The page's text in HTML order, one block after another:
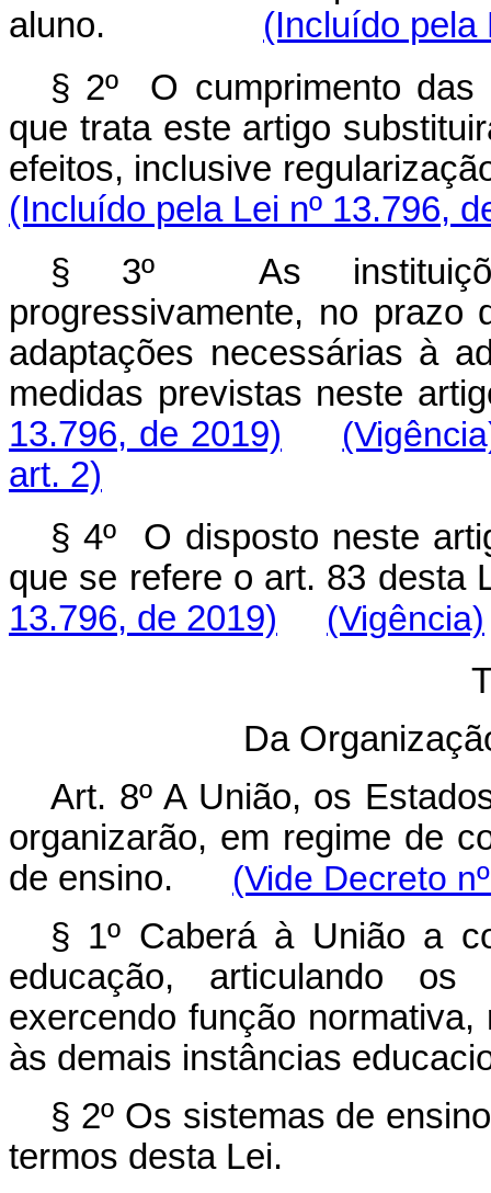
aluno. (Incluído pela
§ 2º O cumprimento das
que trata este artigo
efeitos, inclusive
(Incluído pela Lei nº 13.796,
§ 3º As
progressivamente, no
adaptações necessárias à
medidas previstas
13.796, de 2019)
art. 2)
§ 4º O disposto neste
que se refere o art.
13.796, de 2019)
(Vigência)
Da
Art. 8º A União, os
organizarão, em regime de
de ensino. (Vide Decreto
§ 1º Caberá à União a
educação, articulando
exercendo função
às demais instâncias
§ 2º Os sistemas de
termos desta Lei.